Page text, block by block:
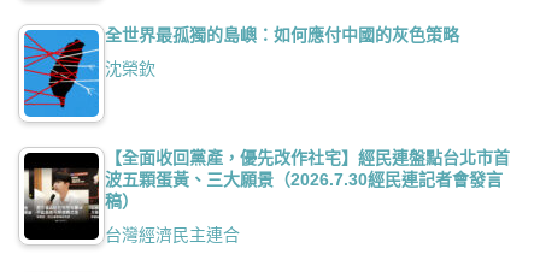
全世界最孤獨的島嶼：如何應付中國的灰色策略
沈榮欽
【全面收回黨產，優先改作社宅】經民連盤點台北市首
波五顆蛋黃、三大願景（2026.7.30經民連記者會發言
稿）
台灣經濟民主連合